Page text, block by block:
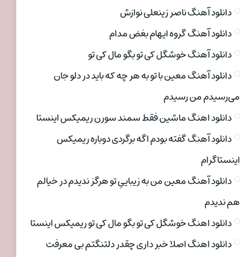
دانلود آهنگ ناصر زینعلی نوازش
دانلود آهنگ گروه ایهام بغض مدام
دانلود آهنگ خوشگل کی تو بگو مال کی تو
دانلود آهنگ معین با تو به هر چه که باید در دلو جان
می‌رسیدم من رسیدم
دانلود اهنگ ماشین فقط سمند سورن ریمیکس اینستا
دانلود آهنگ گفته بودم اگه برگردی دوباره ریمیکس
اینستاگرام
دانلود آهنگ معین من به زیباییِ تو هرگز ندیدم در خیالم
هم ندیدم
دانلود اهنگ خوشگل کی تو بگو مال کی تو ریمیکس اینستا
دانلود اهنگ اصلا خبر داری چقدر دلتنگتم بی معرفت